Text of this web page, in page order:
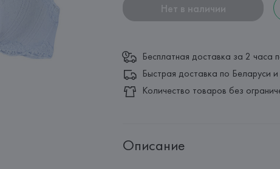
Нет в наличии
Бесплатная доставка за 2 часа
Быстрая доставка по Беларуси
Количество товаров без
Описание